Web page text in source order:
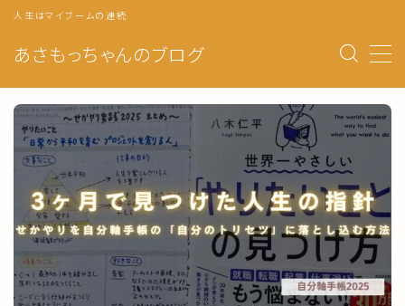
あさもっちゃんのブログ
人生はマイブームの連続
MENU
トップページ
プロフィール
自分軸手帳の使い方
マンスリーページ
ウィークリー